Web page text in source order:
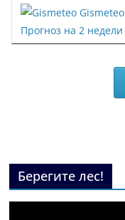
Gismeteo
Прогноз на 2 недели
Берегите лес!